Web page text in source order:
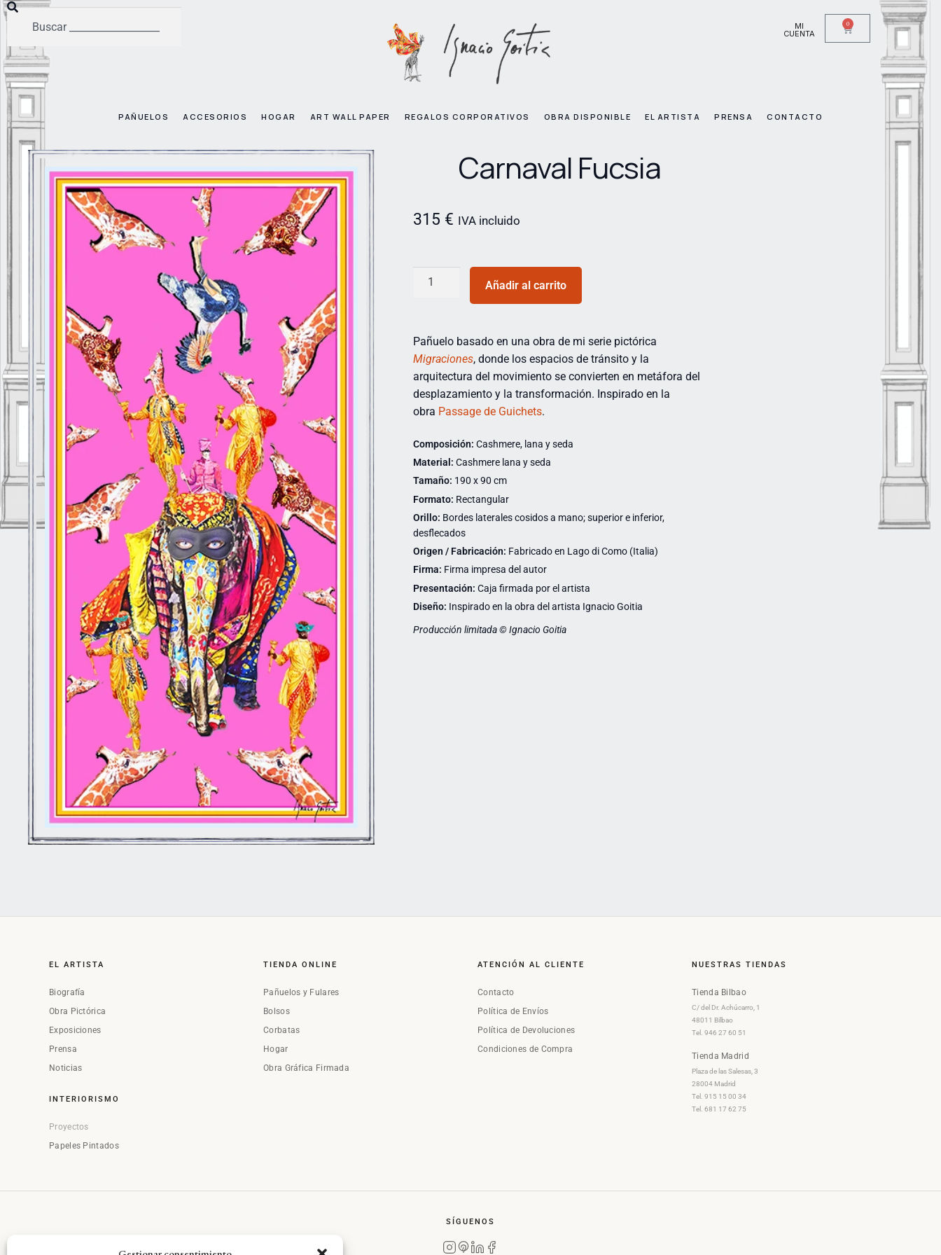
MI
CUENTA
0
PAÑUELOS ACCESORIOS HOGAR ART WALL PAPER REGALOS CORPORATIVOS OBRA DISPONIBLE EL ARTISTA PRENSA CONTACTO
Carnaval Fucsia
315 € IVA incluido
Añadir al carrito
Pañuelo basado en una obra de mi serie pictórica
Migraciones, donde los espacios de tránsito y la
arquitectura del movimiento se convierten en metáfora del
desplazamiento y la transformación. Inspirado en la
obra Passage de Guichets.
Composición: Cashmere, lana y seda
Material: Cashmere lana y seda
Tamaño: 190 x 90 cm
Formato: Rectangular
Orillo: Bordes laterales cosidos a mano; superior e inferior,
desflecados
Origen / Fabricación: Fabricado en Lago di Como (Italia)
Firma: Firma impresa del autor
Presentación: Caja firmada por el artista
Diseño: Inspirado en la obra del artista Ignacio Goitia
Producción limitada © Ignacio Goitia
EL ARTISTA
Biografía
Obra Pictórica
Exposiciones
Prensa
Noticias
INTERIORISMO
Proyectos
Papeles Pintados
TIENDA ONLINE
Pañuelos y Fulares
Bolsos
Corbatas
Hogar
Obra Gráfica Firmada
ATENCIÓN AL CLIENTE
Contacto
Política de Envíos
Política de Devoluciones
Condiciones de Compra
NUESTRAS TIENDAS
Tienda Bilbao
C/ del Dr. Achúcarro, 1
48011 Bilbao
Tel. 946 27 60 51
Tienda Madrid
Plaza de las Salesas, 3
28004 Madrid
Tel. 915 15 00 34
Tel. 681 17 62 75
SÍGUENOS